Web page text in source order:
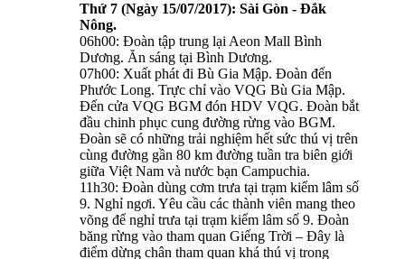
Thứ 7 (Ngày 15/07/2017): Sài Gòn - Đắk
Nông.
06h00: Đoàn tập trung lại Aeon Mall Bình
Dương. Ăn sáng tại Bình Dương.
07h00: Xuất phát đi Bù Gia Mập. Đoàn đến
Phước Long. Trực chỉ vào VQG Bù Gia Mập.
Đến cửa VQG BGM đón HDV VQG. Đoàn bắt
đầu chinh phục cung đường rừng vào BGM.
Đoàn sẽ có những trải nghiệm hết sức thú vị trên
cùng đường gần 80 km đường tuần tra biên giới
giữa Việt Nam và nước bạn Campuchia.
11h30: Đoàn dùng cơm trưa tại trạm kiểm lâm số
9. Nghỉ ngơi. Yêu cầu các thành viên mang theo
võng để nghỉ trưa tại trạm kiểm lâm số 9. Đoàn
băng rừng vào tham quan Giếng Trời – Đây là
điểm dừng chân tham quan khá thú vị trong